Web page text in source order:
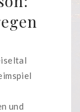
und